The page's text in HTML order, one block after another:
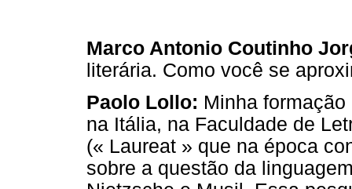
Marco Antonio Coutinho
literária. Como você se
Paolo Lollo: Minha
na Itália, na Faculdade de
(« Laureat » que na época
sobre a questão da